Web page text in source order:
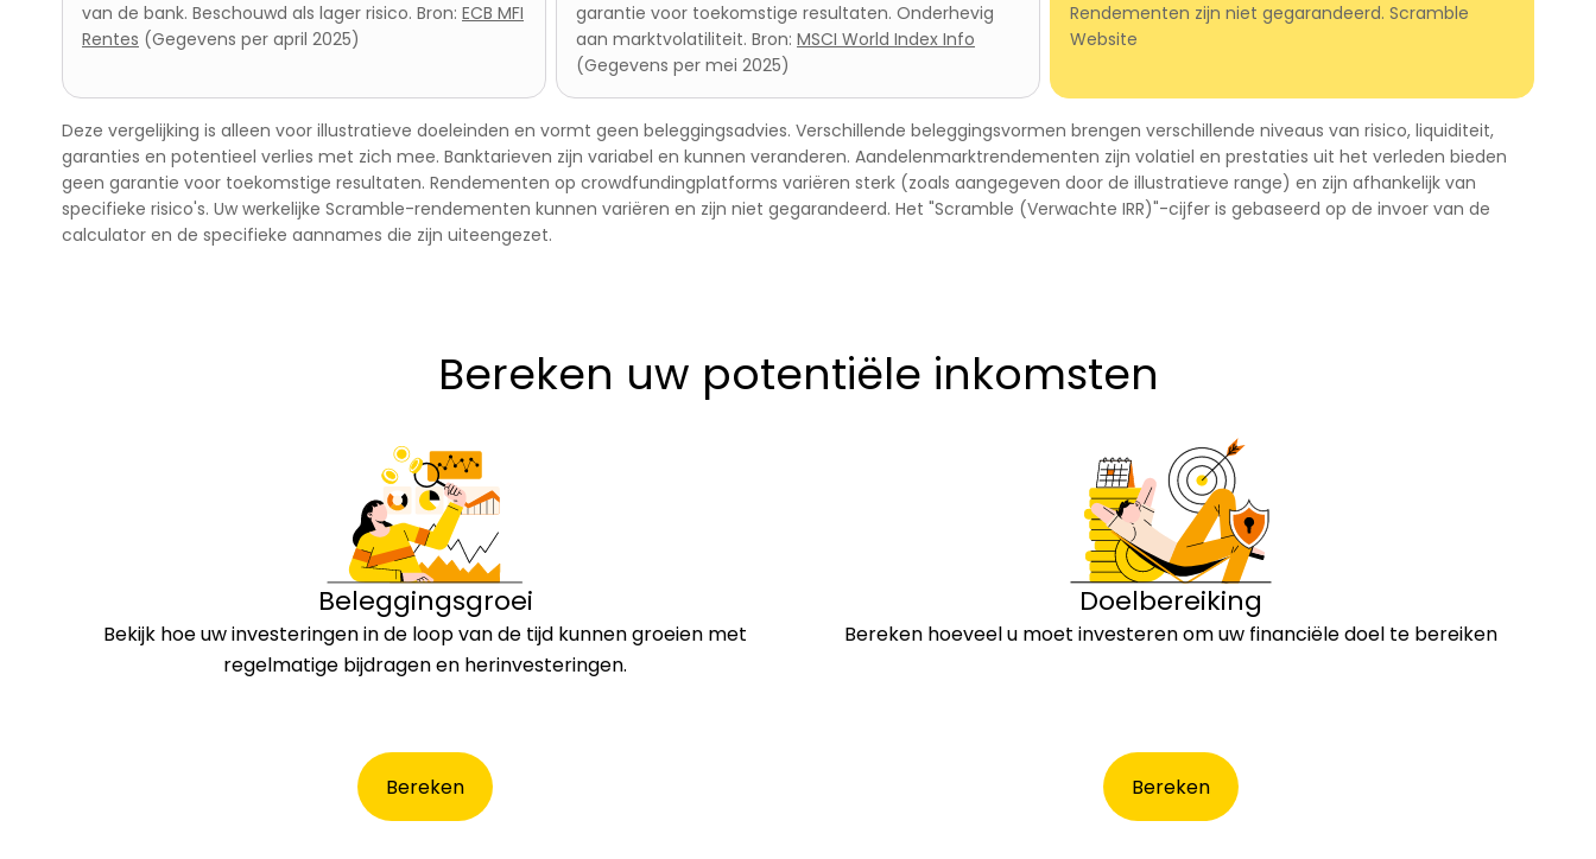
van de bank. Beschouwd als lager risico. Bron: ECB MFI
Rentes (Gegevens per april 2025)
garantie voor toekomstige resultaten. Onderhevig
aan marktvolatiliteit. Bron: MSCI World Index Info
(Gegevens per mei 2025)
Rendementen zijn niet gegarandeerd. Scramble
Website
Deze vergelijking is alleen voor illustratieve doeleinden en vormt geen beleggingsadvies. Verschillende beleggingsvormen brengen verschillende niveaus van risico, liquiditeit,
garanties en potentieel verlies met zich mee. Banktarieven zijn variabel en kunnen veranderen. Aandelenmarktrendementen zijn volatiel en prestaties uit het verleden bieden
geen garantie voor toekomstige resultaten. Rendementen op crowdfundingplatforms variëren sterk (zoals aangegeven door de illustratieve range) en zijn afhankelijk van
specifieke risico's. Uw werkelijke Scramble-rendementen kunnen variëren en zijn niet gegarandeerd. Het "Scramble (Verwachte IRR)"-cijfer is gebaseerd op de invoer van de
calculator en de specifieke aannames die zijn uiteengezet.
Bereken uw potentiële inkomsten
Beleggingsgroei
Bekijk hoe uw investeringen in de loop van de tijd kunnen groeien met
regelmatige bijdragen en herinvesteringen.
Bereken
Doelbereiking
Bereken hoeveel u moet investeren om uw financiële doel te bereiken
Bereken